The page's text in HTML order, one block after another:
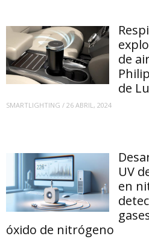
de
de
SMARTLIGHTING / 26 ABRIL, 2024
UV
en
óxido de nitrógeno